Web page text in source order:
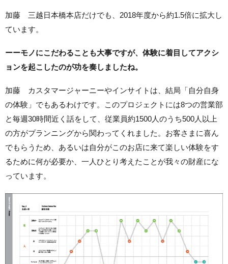
加藤 三越日本橋本店だけでも、2018年度から約1.5倍に拡大し
ています。
ーーモノにこだわることも大事ですが、体験に着目してアクシ
ョンを起こしたのが功を奏しましたね。
加藤 カスタマージャーニーやインサイトは、結局「自分自身
の体験」でもあるわけです。このプロジェクトには8つの営業部
と毎週30時間近く話をして、従業員約1500人のうち500人以上
の方がプランニングから関わってくれました。お客さまに喜ん
でもらうため、あるいは自分がこのお店に来て楽しい体験をす
るために何が必要か、一人ひとり考えたことが我々の財産にな
っています。